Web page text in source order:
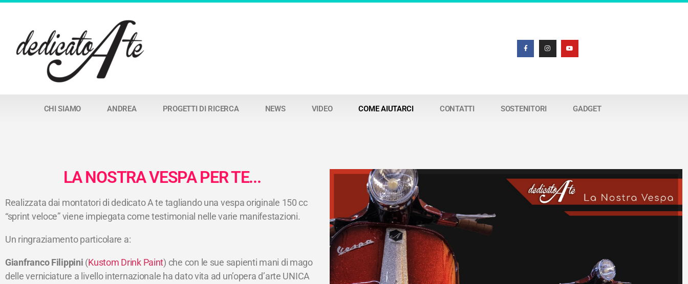
CHI SIAMO ANDREA PROGETTI DI RICERCA NEWS VIDEO COME AIUTARCI CONTATTI SOSTENITORI GADGET
LA NOSTRA VESPA PER TE...
Realizzata dai montatori di dedicato A te tagliando una vespa originale 150 cc
“sprint veloce” viene impiegata come testimonial nelle varie manifestazioni.
Un ringraziamento particolare a:
Gianfranco Filippini (Kustom Drink Paint) che con le sue sapienti mani di mago
delle verniciature a livello internazionale ha dato vita ad un’opera d’arte UNICA